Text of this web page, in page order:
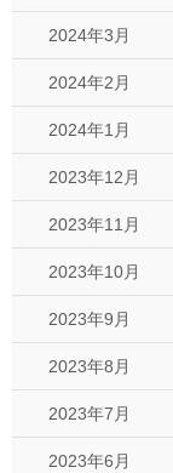
2024年3月
2024年2月
2024年1月
2023年12月
2023年11月
2023年10月
2023年9月
2023年8月
2023年7月
2023年6月